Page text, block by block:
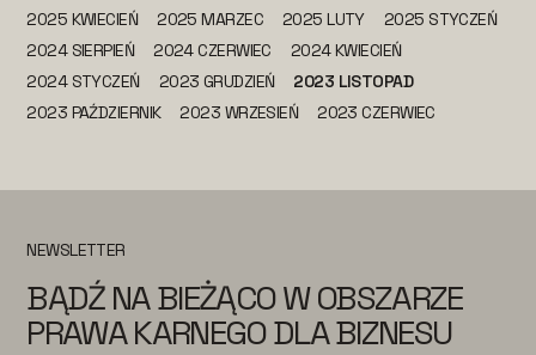
2025 KWIECIEŃ
2025 MARZEC 2025 LUTY
2025 STYCZEŃ
2024 SIERPIEŃ
2024 CZERWIEC
2024 KWIECIEŃ
2024 STYCZEŃ
2023 GRUDZIEŃ
2023 LISTOPAD
2023 PAŹDZIERNIK
2023 WRZESIEŃ 2023 CZERWIEC
NEWSLETTER
BĄDŹ NA BIEŻĄCO W OBSZARZE
PRAWA KARNEGO DLA BIZNESU